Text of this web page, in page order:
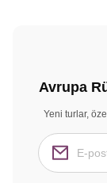
Avrupa
Yeni turlar,